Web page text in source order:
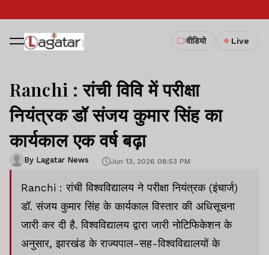
वीडियो Live
Ranchi : रांची विवि में परीक्षा
नियंत्रक डॉ संजय कुमार सिंह का
कार्यकाल एक वर्ष बढ़ा
By Lagatar News Jun 13, 2026 08:53 PM
Ranchi : रांची विश्वविद्यालय ने परीक्षा नियंत्रक (इंचार्ज)
डॉ. संजय कुमार सिंह के कार्यकाल विस्तार की अधिसूचना
जारी कर दी है. विश्वविद्यालय द्वारा जारी नोटिफिकेशन के
अनुसार, झारखंड के राज्यपाल-सह-विश्वविद्यालयों के